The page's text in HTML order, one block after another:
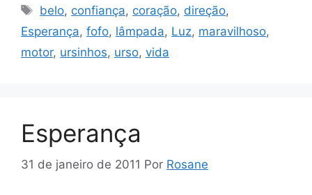
Tags
belo, confiança, coração, direção,
Esperança, fofo, lâmpada, Luz, maravilhoso,
motor, ursinhos, urso, vida
Esperança
31 de janeiro de 2011 Por Rosane